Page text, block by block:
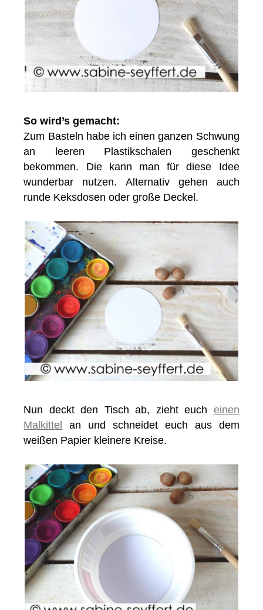
So wird’s gemacht:
Zum Basteln habe ich einen ganzen Schwung
an leeren Plastikschalen geschenkt
bekommen. Die kann man für diese Idee
wunderbar nutzen. Alternativ gehen auch
runde Keksdosen oder große Deckel.
Nun deckt den Tisch ab, zieht euch einen
Malkittel an und schneidet euch aus dem
weißen Papier kleinere Kreise.